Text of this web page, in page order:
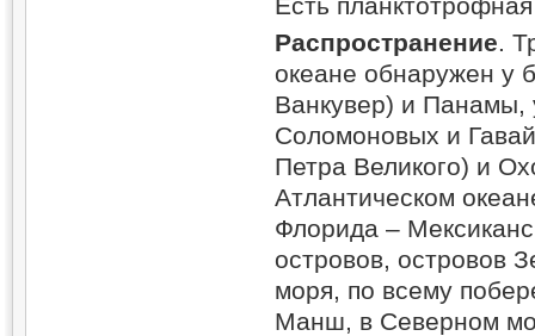
Распространение.
океане обнаружен у
Ванкувер) и Панамы,
Соломоновых и
Петра Великого) и
Атлантическом
Флорида –
островов, островов
моря, по всему
Манш, в Северном